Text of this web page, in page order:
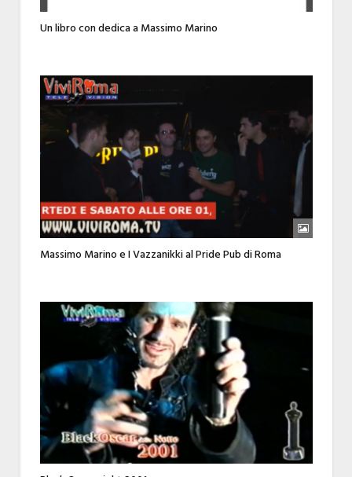
Un libro con dedica a Massimo Marino
Massimo Marino e I Vazzanikki al Pride Pub di Roma